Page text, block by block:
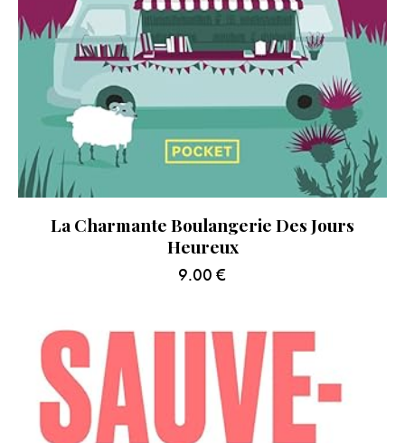
La Charmante Boulangerie Des Jours
Heureux
9.00 €